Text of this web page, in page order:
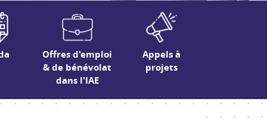
Offres d'emploi
& de bénévolat
dans l'IAE
Appels à
projets